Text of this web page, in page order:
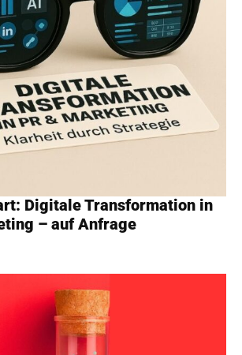
Digitale Transformation in
– auf Anfrage